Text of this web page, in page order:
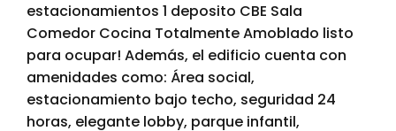
estacionamientos 1 deposito CBE Sala
Comedor Cocina Totalmente Amoblado listo
para ocupar! Además, el edificio cuenta con
amenidades como: Área social,
estacionamiento bajo techo, seguridad 24
horas, elegante lobby, parque infantil,